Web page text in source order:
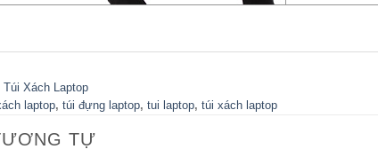
Túi Xách Laptop
laptop, túi đựng laptop, tui laptop, túi xách laptop
TỰ